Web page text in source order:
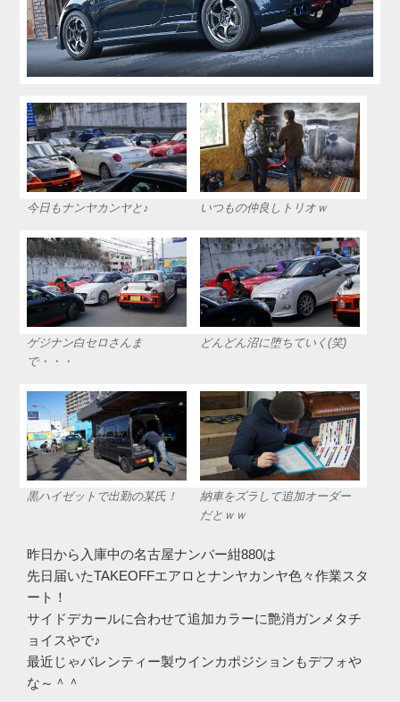
今日もナンヤカンヤと♪ いつもの仲良しトリオｗ
ゲジナン白セロさんま
で・・・
どんどん沼に堕ちていく(笑)
黒ハイゼットで出勤の某氏！
納車をズラして追加オーダー
だとｗｗ
昨日から入庫中の名古屋ナンバー紺880は
先日届いたTAKEOFFエアロとナンヤカンヤ色々作業スタ
ート！
サイドデカールに合わせて追加カラーに艶消ガンメタチ
ョイスやで♪
最近じゃバレンティー製ウインカポジションもデフォや
な～＾＾